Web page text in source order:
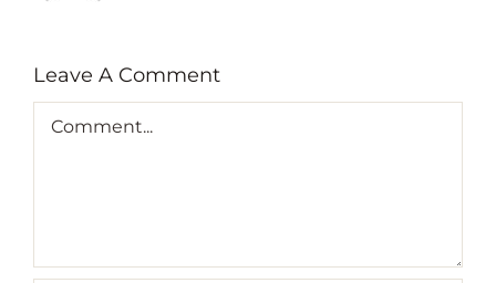
Leave A Comment
Comment